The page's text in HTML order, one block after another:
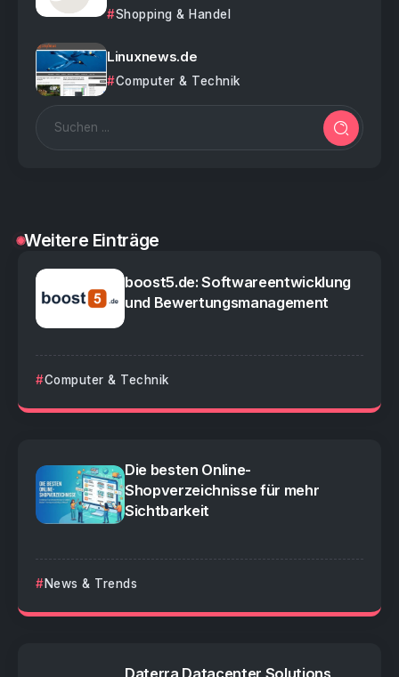
Shopping & Handel
Linuxnews.de
Computer & Technik
Weitere Einträge
boost5.de: Softwareentwicklung
und Bewertungsmanagement
Computer & Technik
Die besten Online-
Shopverzeichnisse für mehr
Sichtbarkeit
News & Trends